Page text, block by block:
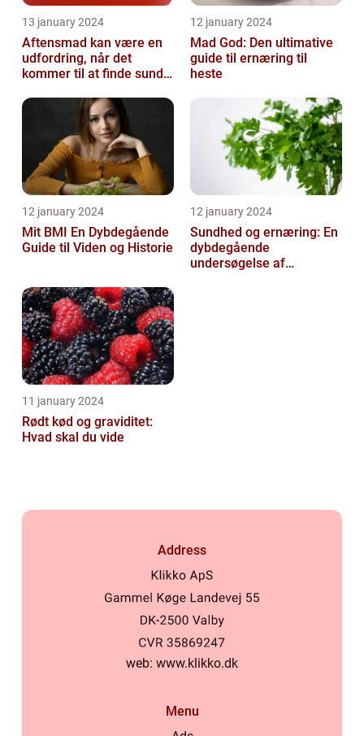
13 january 2024
Aftensmad kan være en
udfordring, når det
kommer til at finde sunde
samtidi...
12 january 2024
Mad God: Den ultimative
guide til ernæring til
heste
12 january 2024
Mit BMI En Dybdegående
Guide til Viden og Historie
12 january 2024
Sundhed og ernæring: En
dybdegående
undersøgelse af
11 january 2024
Rødt kød og graviditet:
Hvad skal du vide
Address
web: www.klikko.dk
Menu